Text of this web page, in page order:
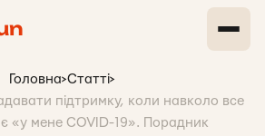
Головна>Статті>
підтримку, коли навколо все
«у мене COVID-19». Порадник